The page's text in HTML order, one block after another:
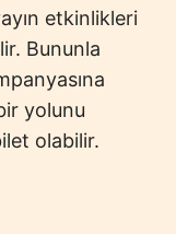
etkinlikleri
Bununla
yolunu
olabilir.